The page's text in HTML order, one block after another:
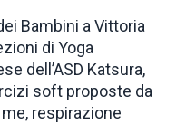
Bambini a Vittoria
di Yoga
dell’ASD Katsura,
soft proposte da
respirazione